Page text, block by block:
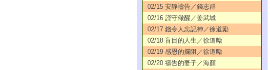
02/15 安靜禱告／錢志群
02/16 謹守儆醒／姜武城
02/17 錢令人忘記神／徐道勵
02/18 盲目的人生／徐道勵
02/19 感恩的攔阻／徐道勵
02/20 禱告的妻子／海顏